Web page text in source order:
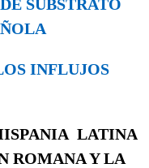
SUBSTRATO
INFLUJOS
LATINA
ROMANA Y LA